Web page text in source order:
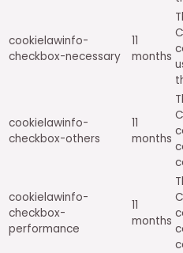
cookielawinfo-
checkbox-necessary
11
months
cookielawinfo-
checkbox-others
11
months
cookielawinfo-
checkbox-
performance
11
months